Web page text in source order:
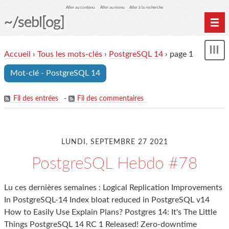
Aller au contenu Aller au menu Aller à la recherche
~/sebl[og]
Archives
Accueil › Tous les mots-clés › PostgreSQL 14 › page 1
Mot-clé - PostgreSQL 14
Fil des entrées - Fil des commentaires
LUNDI, SEPTEMBRE 27 2021
PostgreSQL Hebdo #78
Lu ces dernières semaines : Logical Replication Improvements
In PostgreSQL-14 Index bloat reduced in PostgreSQL v14
How to Easily Use Explain Plans? Postgres 14: It's The Little
Things PostgreSQL 14 RC 1 Released! Zero-downtime